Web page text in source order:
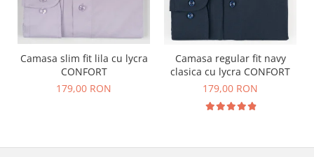
Camasa slim fit lila cu lycra
CONFORT
179,00 RON
Camasa regular fit navy
clasica cu lycra CONFORT
179,00 RON